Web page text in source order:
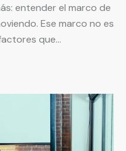
entender el marco de
Ese marco no es
que…